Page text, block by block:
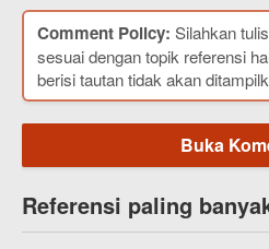
Comment Policy: Silahkan
sesuai dengan topik referensi
berisi tautan tidak akan
Buka
Referensi paling